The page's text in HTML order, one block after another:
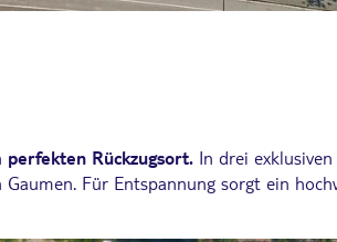
perfekten Rückzugsort. In drei exklusiven
Für Entspannung sorgt ein